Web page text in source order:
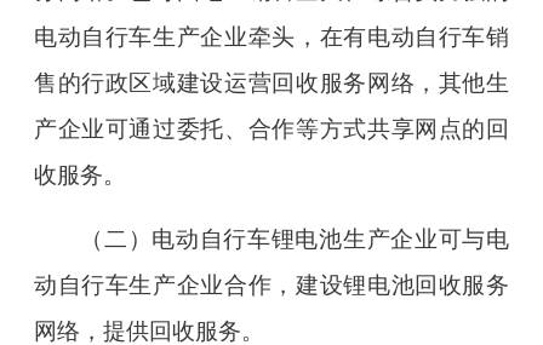
电动自行车生产企业牵头，在有电动自行车销
售的行政区域建设运营回收服务网络，其他生
产企业可通过委托、合作等方式共享网点的回
收服务。
（二）电动自行车锂电池生产企业可与电
动自行车生产企业合作，建设锂电池回收服务
网络，提供回收服务。